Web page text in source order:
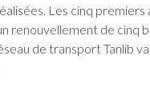
Les cinq
renouvellement de cinq
de transport Tanlib